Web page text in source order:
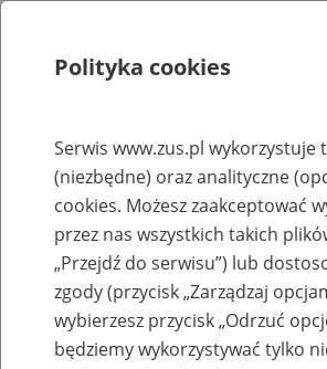
Rejestry, ewidencje i archiwa
Baza zlikwidowanych
przekształconych
Nazwa zakładu pracy:
Polityka cookies
Serwis www.zus.pl wykorzystuje
(niezbędne) oraz analityczne
cookies. Możesz zaakceptować
przez nas wszystkich takich
„Przejdź do serwisu”) lub
zgody (przycisk „Zarządzaj
wybierzesz przycisk „Odrzuć
będziemy wykorzystywać tylko